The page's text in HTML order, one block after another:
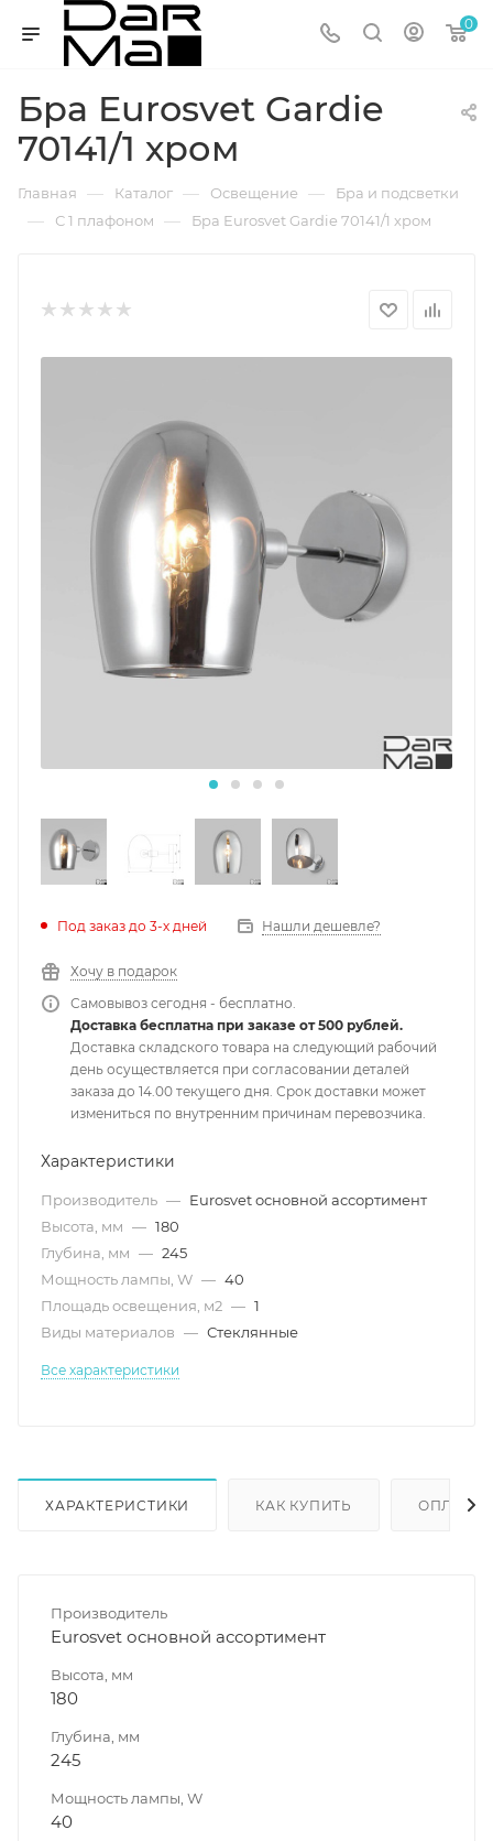
0
Бра Eurosvet Gardie
70141/1 хром
Главная — Каталог — Освещение — Бра и подсветки
— С 1 плафоном — Бра Eurosvet Gardie 70141/1 хром
Под заказ до 3-х дней Нашли дешевле?
Хочу в подарок
Самовывоз сегодня - бесплатно.
Доставка бесплатна при заказе от 500 рублей.
Доставка складского товара на следующий рабочий
день осуществляется при согласовании деталей
заказа до 14.00 текущего дня. Срок доставки может
измениться по внутренним причинам перевозчика.
Характеристики
Производитель — Eurosvet основной ассортимент
Высота, мм — 180
Глубина, мм — 245
Мощность лампы, W — 40
Площадь освещения, м2 — 1
Виды материалов — Стеклянные
Все характеристики
ХАРАКТЕРИСТИКИ КАК КУПИТЬ ОПЛАТА
Производитель
Eurosvet основной ассортимент
Высота, мм
180
Глубина, мм
245
Мощность лампы, W
40